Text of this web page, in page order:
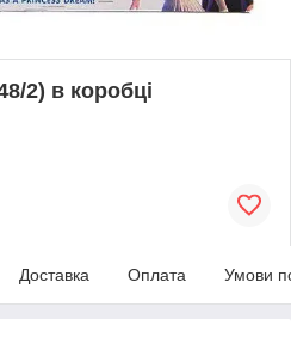
2) в коробці
Доставка Оплата Умови